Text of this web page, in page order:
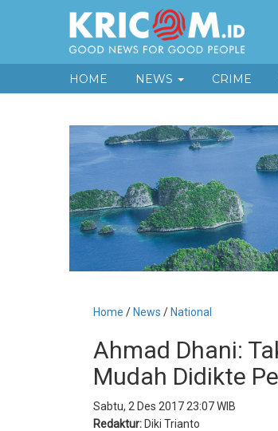
HOME NEWS CRIME
Home / News / National
Ahmad Dhani:
Mudah Didikte
Sabtu, 2 Des 2017 23:07 WIB
Redaktur: Diki Trianto